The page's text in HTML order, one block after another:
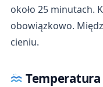
około 25 minutach.
obowiązkowo.
cieniu.